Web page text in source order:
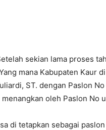
sekian lama proses
mana Kabupaten Kaur
ST. dengan Paslon
oleh Paslon No
di tetapkan sebagai